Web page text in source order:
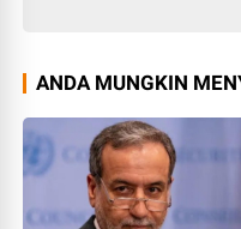
ANDA MUNGKIN